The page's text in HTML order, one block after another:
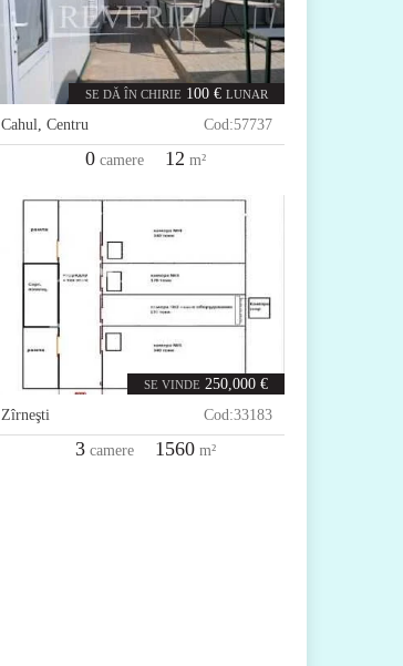
SE DĂ ÎN CHIRIE 100 € LUNAR
Cahul,Centru Cod:57737
0 camere 12 m²
SE VINDE 250,000 €
Zîrneşti
Cod:33183
3 camere 1560 m²